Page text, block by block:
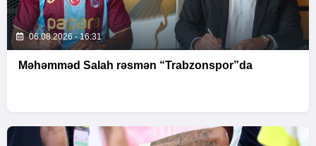
06.08.2026 - 16:31
Məhəmməd Salah rəsmən “Trabzonspor”da